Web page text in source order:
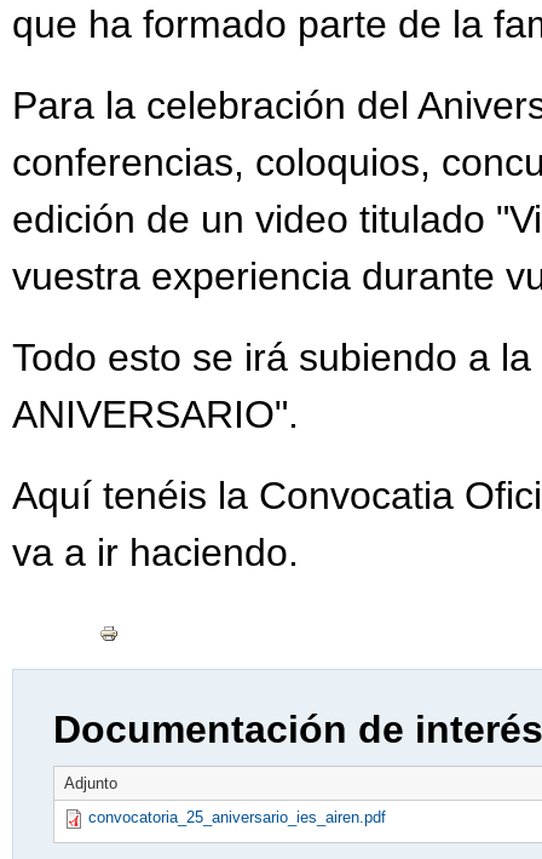
FORMACIÓN
II JORNADA
JORNADA DE
LIBROS DE TEXTO
NO SOLO MOLINOS -
PRIMAVERAIRÉN
que ha formado parte de la
Para la celebración del
conferencias, coloquios,
edición de un video titulado
vuestra experiencia durante
Todo esto se irá subiendo a
ANIVERSARIO".
Aquí tenéis la Convocatia
va a ir haciendo.
Documentación de
Adjunto
convocatoria_25_aniversario_ies_airen.pdf